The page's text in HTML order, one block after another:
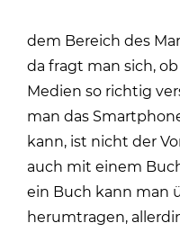
dem Bereich des
da fragt man sich,
Medien so richtig
man das
kann, ist nicht der
auch mit einem
ein Buch kann man
herumtragen,